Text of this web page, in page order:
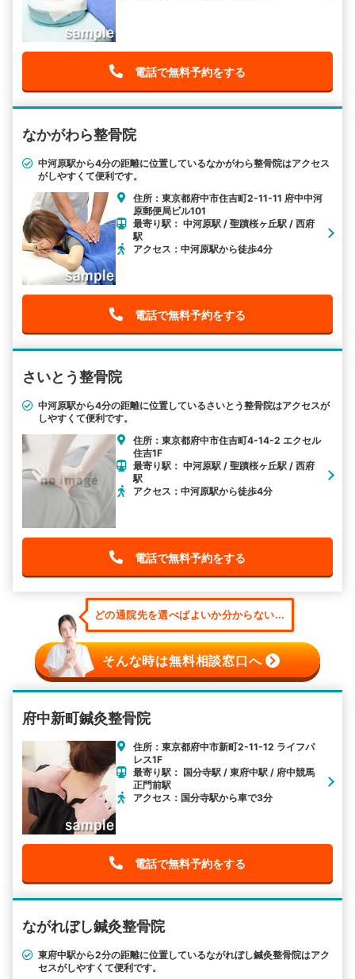
電話で無料予約をする
なかがわら整骨院
中河原駅から4分の距離に位置しているなかがわら整骨院はアクセス
がしやすくて便利です。
住所：東京都府中市住吉町2-11-11 府中中河
原郵便局ビル101
最寄り駅： 中河原駅 / 聖蹟桜ヶ丘駅 / 西府
駅
アクセス：中河原駅から徒歩4分
電話で無料予約をする
さいとう整骨院
中河原駅から4分の距離に位置しているさいとう整骨院はアクセスが
しやすくて便利です。
住所：東京都府中市住吉町4-14-2 エクセル
住吉1F
最寄り駅： 中河原駅 / 聖蹟桜ヶ丘駅 / 西府
駅
アクセス：中河原駅から徒歩4分
電話で無料予約をする
どの通院先を選べばよいか分からない...
そんな時は無料相談窓口へ
府中新町鍼灸整骨院
住所：東京都府中市新町2-11-12 ライフパ
レス1F
最寄り駅： 国分寺駅 / 東府中駅 / 府中競馬
正門前駅
アクセス：国分寺駅から車で3分
電話で無料予約をする
ながれぼし鍼灸整骨院
東府中駅から2分の距離に位置しているながれぼし鍼灸整骨院はアク
セスがしやすくて便利です。